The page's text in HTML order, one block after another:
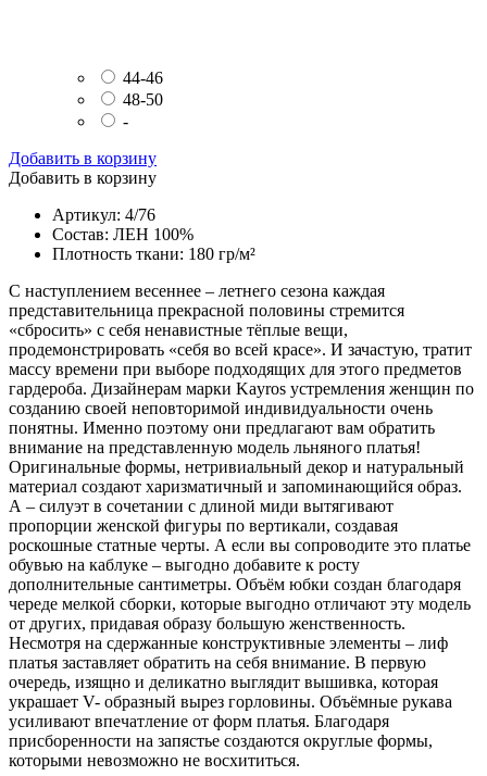
44-46
48-50
-
Добавить в корзину
Добавить в корзину
Артикул: 4/76
Состав: ЛЕН 100%
Плотность ткани: 180 гр/м²
С наступлением весеннее – летнего сезона каждая
представительница прекрасной половины стремится
«сбросить» с себя ненавистные тёплые вещи,
продемонстрировать «себя во всей красе». И зачастую, тратит
массу времени при выборе подходящих для этого предметов
гардероба. Дизайнерам марки Kayros устремления женщин по
созданию своей неповторимой индивидуальности очень
понятны. Именно поэтому они предлагают вам обратить
внимание на представленную модель льняного платья!
Оригинальные формы, нетривиальный декор и натуральный
материал создают харизматичный и запоминающийся образ.
А – силуэт в сочетании с длиной миди вытягивают
пропорции женской фигуры по вертикали, создавая
роскошные статные черты. А если вы сопроводите это платье
обувью на каблуке – выгодно добавите к росту
дополнительные сантиметры. Объём юбки создан благодаря
череде мелкой сборки, которые выгодно отличают эту модель
от других, придавая образу большую женственность.
Несмотря на сдержанные конструктивные элементы – лиф
платья заставляет обратить на себя внимание. В первую
очередь, изящно и деликатно выглядит вышивка, которая
украшает V- образный вырез горловины. Объёмные рукава
усиливают впечатление от форм платья. Благодаря
присборенности на запястье создаются округлые формы,
которыми невозможно не восхититься.